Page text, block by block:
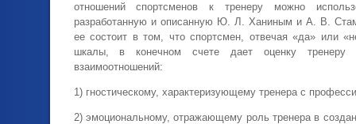
отношений спортсменов к тренеру можно
разработанную и описанную Ю. Л. Ханиным и А. В.
ее состоит в том, что спортсмен, отвечая «да» или
шкалы, в конечном счете дает оценку тренеру
взаимоотношений:
1) гностическому, характеризующему тренера с
2) эмоциональному, отражающему роль тренера в